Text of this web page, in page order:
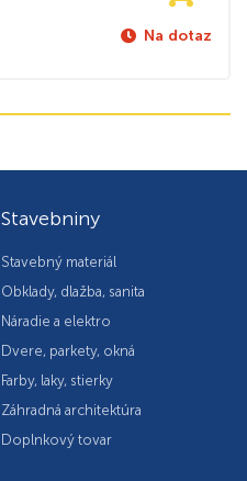
Na dotaz
Stavebniny
Stavebný materiál
Obklady, dlažba, sanita
Náradie a elektro
Dvere, parkety, okná
Farby, laky, stierky
Záhradná architektúra
Doplnkový tovar